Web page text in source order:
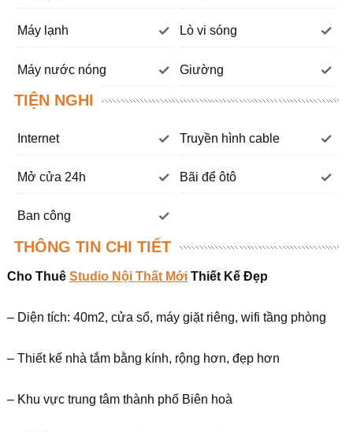
Máy lạnh Lò vi sóng
Máy nước nóng Giường
TIỆN NGHI
Internet Truyền hình cable
Mở cửa 24h Bãi để ôtô
Ban công
THÔNG TIN CHI TIẾT
Cho Thuê Studio Nội Thất MớiThiết Kế Đẹp
– Diện tích: 40m2, cửa sổ, máy giặt riêng, wifi tầng phòng
– Thiết kế nhà tắm bằng kính, rộng hơn, đẹp hơn
– Khu vực trung tâm thành phố Biên hoà